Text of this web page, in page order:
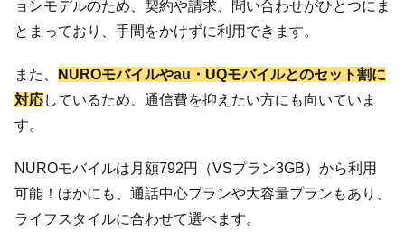
ョンモデルのため、契約や請求、問い合わせがひとつにま
とまっており、手間をかけずに利用できます。
また、
NUROモバイルやau・UQモバイルとのセット割に
対応しているため、通信費を抑えたい方にも向いていま
す。
NUROモバイルは月額792円（VSプラン3GB）から利用
可能！ほかにも、通話中心プランや大容量プランもあり、
ライフスタイルに合わせて選べます。